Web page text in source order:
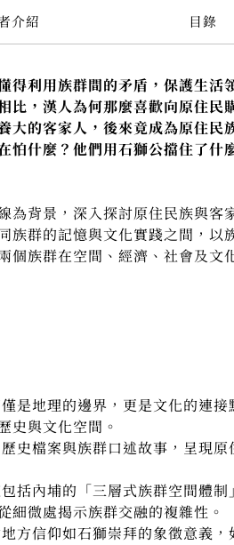
介紹 目錄
的矛盾，保護生活領
麼喜歡向原住民購買
來竟成為原住民族文
用石獅公擋住了什麼
為背景，深入探討原住民族與客
族群的記憶與文化實踐之間，以
個族群在空間、經濟、社會及文
是地理的邊界，更是文化的連
史與文化空間。
史檔案與族群口述故事，呈現
括內埔的「三層式族群空間體
細微處揭示族群交融的複雜性。
方信仰如石獅崇拜的象徵意義